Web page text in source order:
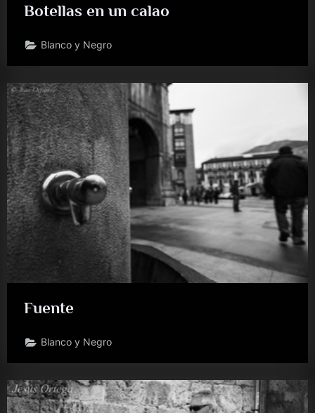
Botellas en un calao
Blanco y Negro
Fuente
Blanco y Negro